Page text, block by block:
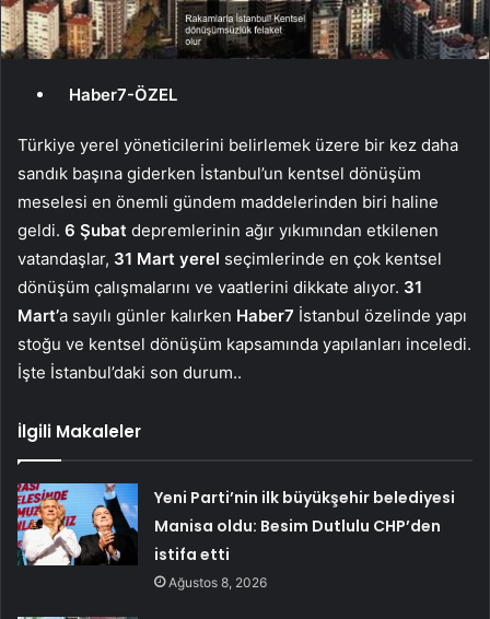
Haber7-ÖZEL
Türkiye yerel yöneticilerini belirlemek üzere bir kez daha
sandık başına giderken İstanbul’un kentsel dönüşüm
meselesi en önemli gündem maddelerinden biri haline
geldi. 6 Şubat depremlerinin ağır yıkımından etkilenen
vatandaşlar, 31 Mart yerel seçimlerinde en çok kentsel
dönüşüm çalışmalarını ve vaatlerini dikkate alıyor. 31
Mart’a sayılı günler kalırken Haber7 İstanbul özelinde yapı
stoğu ve kentsel dönüşüm kapsamında yapılanları inceledi.
İşte İstanbul’daki son durum..
İlgili Makaleler
Yeni Parti’nin ilk büyükşehir belediyesi
Manisa oldu: Besim Dutlulu CHP’den
istifa etti
Ağustos 8, 2026